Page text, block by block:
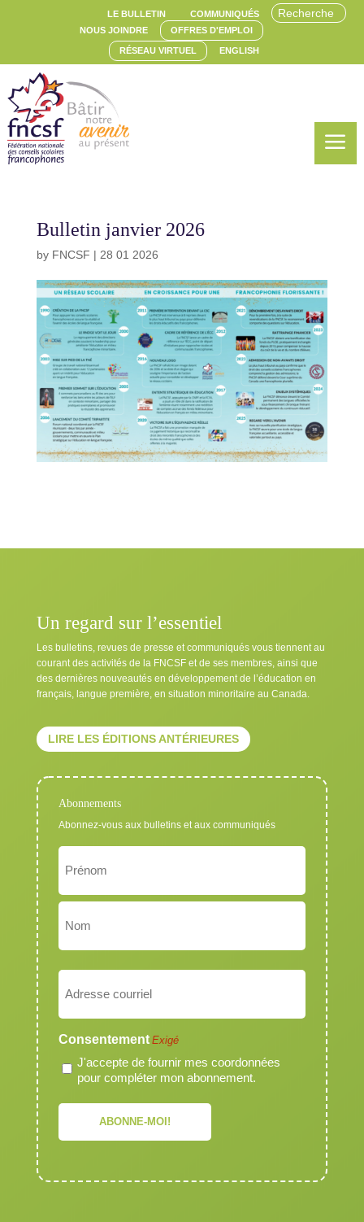
LE BULLETIN
COMMUNIQUÉS
NOUS JOINDRE
OFFRES D'EMPLOI
RÉSEAU VIRTUEL ENGLISH
a
Bulletin janvier 2026
by FNCSF | 28 01 2026
Un regard sur l’essentiel
Les bulletins, revues de presse et communiqués vous tiennent au
courant des activités de la FNCSF et de ses membres, ainsi que
des dernières nouveautés en développement de l’éducation en
français, langue première, en situation minoritaire au Canada.
LIRE LES ÉDITIONS ANTÉRIEURES
Abonnements
Abonnez-vous aux bulletins et aux communiqués
Nom
Exigé
Prénom
Courriel
Exigé
Consentement Exigé
J'accepte de fournir mes coordonnées
pour compléter mon abonnement.